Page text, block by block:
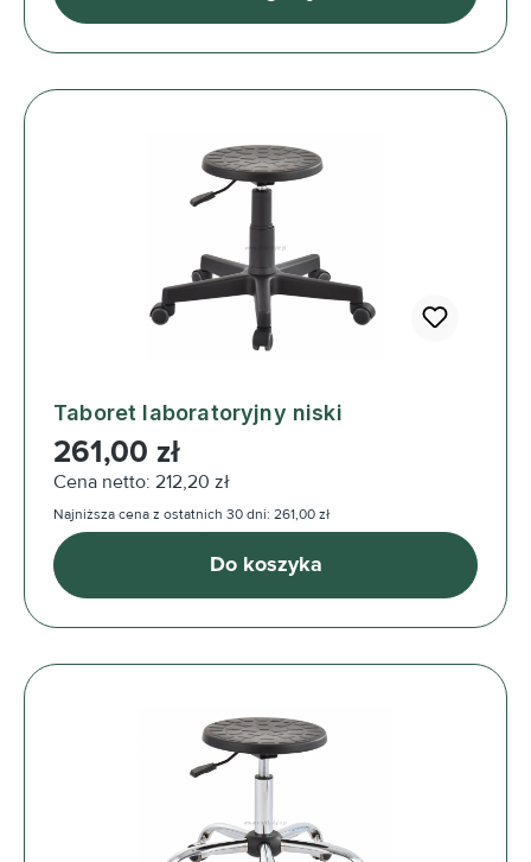
Taboret laboratoryjny niski
Cena regularna:
261,00 zł
Cena netto: 212,20 zł
Najniższa cena z ostatnich 30 dni: 261,00 zł
Do koszyka